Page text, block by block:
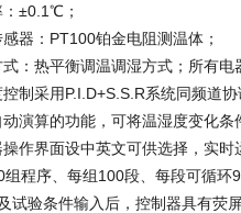
±0.1℃；
器：PT100铂金电阻测温体；
：热平衡调温调湿方式；所有
制采用P.I.D+S.S.R系统同频道协
演算的功能，可将温湿度变化
作界面设中英文可供选择，实
组程序、每组100段、每段可循
试验条件输入后，控制器具有荧